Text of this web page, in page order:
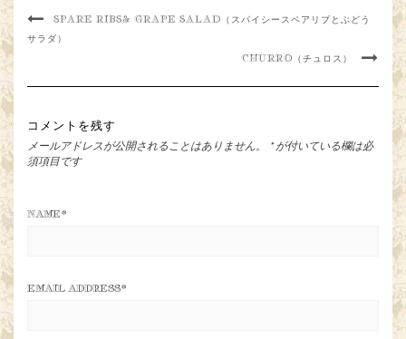
SPARE RIBS& GRAPE SALAD（スパイシースペアリブとぶどう
サラダ）
CHURRO（チュロス）
コメントを残す
メールアドレスが公開されることはありません。 *が付いている欄は必
須項目です
NAME*
EMAIL ADDRESS*